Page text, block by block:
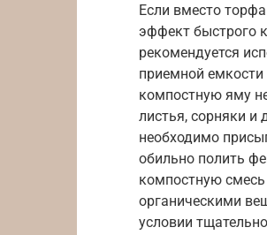
Если вместо
эффект быстрого
рекомендуется
приемной емкости
компостную яму
листья, сорняки и
необходимо
обильно полить
компостную
органическими
условии